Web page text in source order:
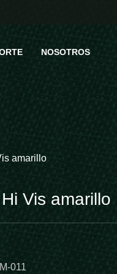
NOSOTROS
amarillo
Vis amarillo
011